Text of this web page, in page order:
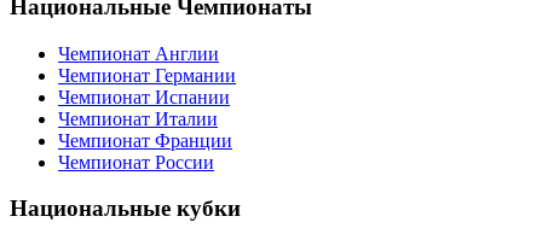
Национальные Чемпионаты
Чемпионат Англии
Чемпионат Германии
Чемпионат Испании
Чемпионат Италии
Чемпионат Франции
Чемпионат России
Национальные кубки